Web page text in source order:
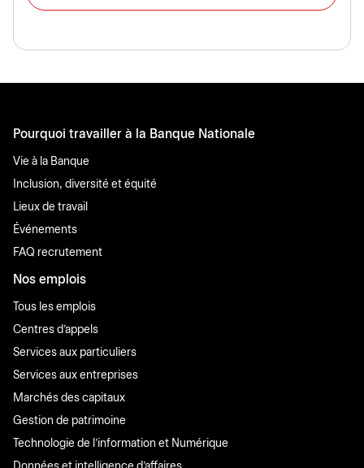
Pourquoi travailler à la Banque Nationale
Vie à la Banque
Inclusion, diversité et équité
Lieux de travail
Événements
FAQ recrutement
Nos emplois
Tous les emplois
Centres d'appels
Services aux particuliers
Services aux entreprises
Marchés des capitaux
Gestion de patrimoine
Technologie de l'information et Numérique